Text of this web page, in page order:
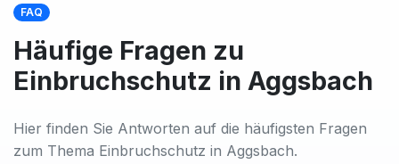
FAQ
Häufige Fragen zu
Einbruchschutz in Aggsbach
Hier finden Sie Antworten auf die häufigsten Fragen
zum Thema Einbruchschutz in Aggsbach.